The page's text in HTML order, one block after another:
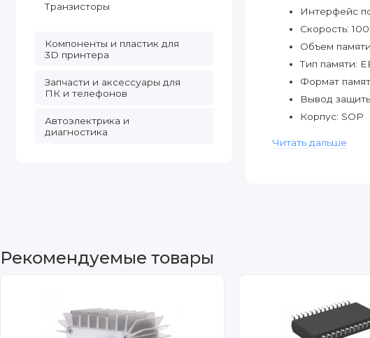
Транзисторы
Компоненты и пластик для
3D принтера
Запчасти и аксессуары для
ПК и телефонов
Автоэлектрика и
диагностика
Интерфейс
Скорость:
Объем
Тип памяти:
Формат
Вывод
Корпус: SOP
Читать дальше
Рекомендуемые товары